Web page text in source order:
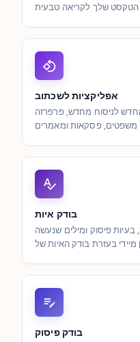
אפליקציות לשכתוב
לניסוח מחדש, פרפרזה
בודק איות
בעיות פיסוק ומילים שנעשה
בודק פיסוק